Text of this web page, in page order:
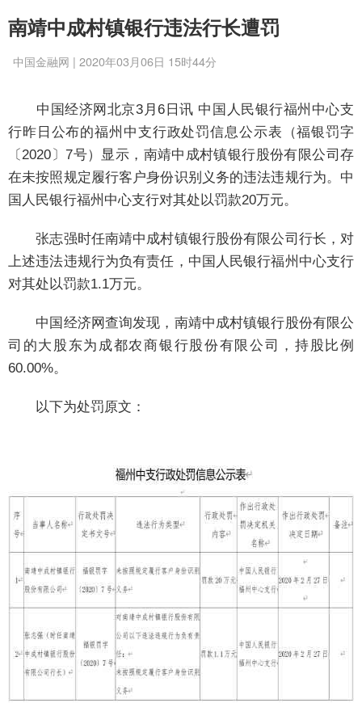
南靖中成村镇银行违法行长遭罚
中国金融网 | 2020年03月06日 15时44分
中国经济网北京3月6日讯 中国人民银行福州中心支
行昨日公布的福州中支行政处罚信息公示表（福银罚字
〔2020〕7号）显示，南靖中成村镇银行股份有限公司存
在未按照规定履行客户身份识别义务的违法违规行为。中
国人民银行福州中心支行对其处以罚款20万元。
张志强时任南靖中成村镇银行股份有限公司行长，对
上述违法违规行为负有责任，中国人民银行福州中心支行
对其处以罚款1.1万元。
中国经济网查询发现，南靖中成村镇银行股份有限公
司的大股东为成都农商银行股份有限公司，持股比例
60.00%。
以下为处罚原文：